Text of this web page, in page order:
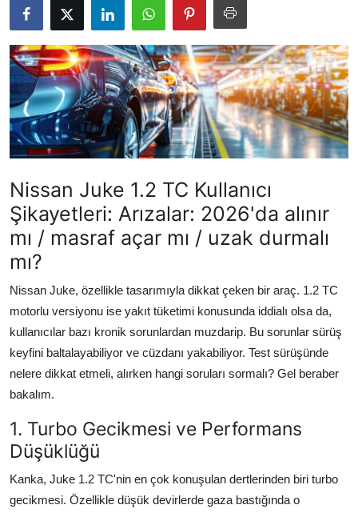
Muayene & Ruhsat
Sorgulamalar
İkinci El & Alım-Satım
Bakım & Arıza Çözümleri
Elektrikli & Hibrit
Kiralama & Filo
Sürüş & Güvenlik
Lastik & Jant
Yağlar & Sıvılar
LPG & Yakıt
Elektrik & Akü
Klima & Konfor
Aydınlatma & Görüş
Şanzıman & Aktarma
Dizel Sistemler
Nissan Juke 1.2 TC Kullanıcı
Şikayetleri: Arızalar: 2026'da alınır
mı / masraf açar mı / uzak durmalı
mı?
Nissan Juke, özellikle tasarımıyla dikkat çeken bir araç. 1.2 TC
motorlu versiyonu ise yakıt tüketimi konusunda iddialı olsa da,
kullanıcılar bazı kronik sorunlardan muzdarip. Bu sorunlar sürüş
keyfini baltalayabiliyor ve cüzdanı yakabiliyor. Test sürüşünde
nelere dikkat etmeli, alırken hangi soruları sormalı? Gel beraber
bakalım.
1. Turbo Gecikmesi ve Performans
Düşüklüğü
Kanka, Juke 1.2 TC'nin en çok konuşulan dertlerinden biri turbo
gecikmesi. Özellikle düşük devirlerde gaza bastığında o